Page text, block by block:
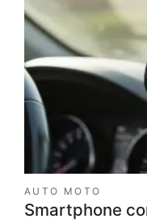
visiter
pour
voyage
AUTO MOTO
Smartphone